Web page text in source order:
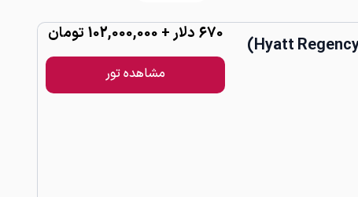
670 دلار+ 102,000,000 تومان
مشاهده تور